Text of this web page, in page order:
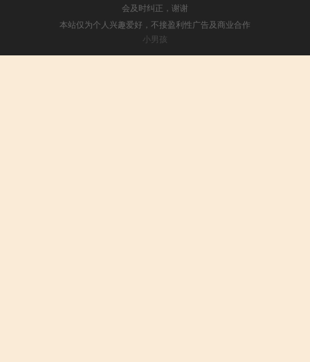
会及时纠正，谢谢
本站仅为个人兴趣爱好，不接盈利性广告及商业合作
小男孩